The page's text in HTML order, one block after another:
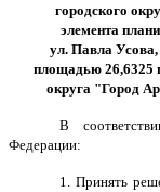
городского
элемента
ул. Павла
площадью 26,6325
округа "Город
В
Федерации:
1. Принять